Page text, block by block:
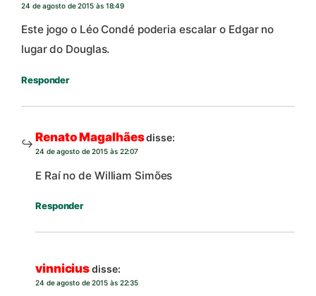
24 de agosto de 2015 às 18:49
Este jogo o Léo Condé poderia escalar o Edgar no
lugar do Douglas.
Responder
Renato Magalhãesdisse:
24 de agosto de 2015 às 22:07
E Raí no de William Simões
Responder
vinniciusdisse:
24 de agosto de 2015 às 22:35